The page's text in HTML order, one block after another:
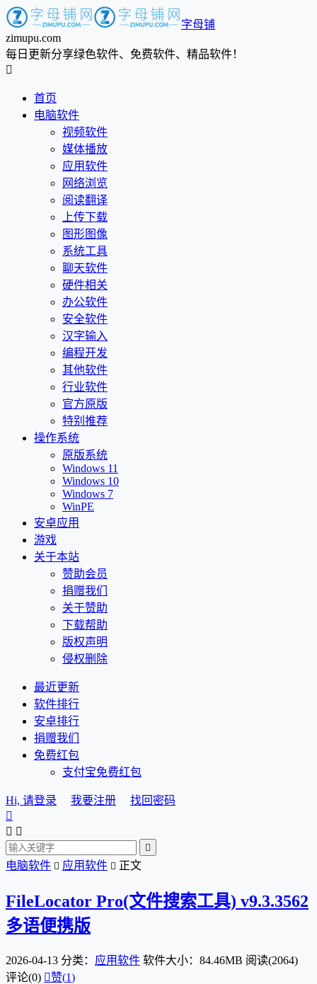
字母铺
zimupu.com
每日更新分享绿色软件、免费软件、精品软件！

首页
电脑软件
视频软件
媒体播放
应用软件
网络浏览
阅读翻译
上传下载
图形图像
系统工具
聊天软件
硬件相关
办公软件
安全软件
汉字输入
编程开发
其他软件
行业软件
官方原版
特别推荐
操作系统
原版系统
Windows 11
Windows 10
Windows 7
WinPE
安卓应用
游戏
关于本站
赞助会员
捐赠我们
关于赞助
下载帮助
版权声明
侵权删除
最近更新
软件排行
安卓排行
捐赠我们
免费红包
支付宝免费红包
Hi, 请登录 我要注册
找回密码

 

电脑软件  应用软件  正文
FileLocator Pro(文件搜索工具) v9.3.3562
多语便携版
2026-04-13 分类： 应用软件 软件大小：84.46MB 阅读(2064)
评论(0) 赞(1)